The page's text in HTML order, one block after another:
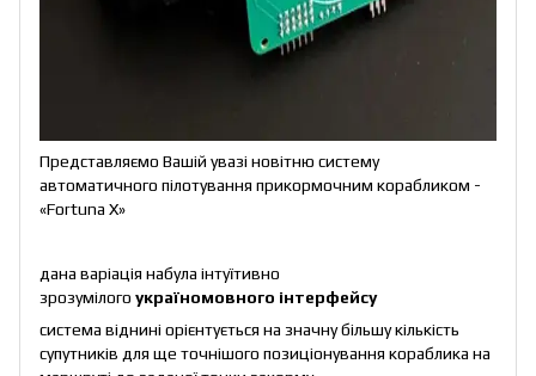
Представляємо Вашій увазі новітню систему
автоматичного пілотування прикормочним корабликом -
«Fortuna X»
дана варіація набула інтуїтивно
зрозумілого україномовного інтерфейсу
система віднині орієнтується на значну більшу кількість
супутників для ще точнішого позиціонування кораблика на